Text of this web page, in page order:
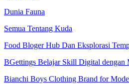
Dunia Fauna
Semua Tentang Kuda
Food Bloger Hub Dan Eksplorasi
BGettings Belajar Skill Digital dengan
Bianchi Boys Clothing Brand for